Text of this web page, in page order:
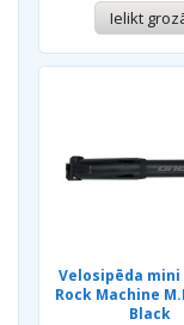
Ielikt
Velosipēda mini
Rock Machine
Black